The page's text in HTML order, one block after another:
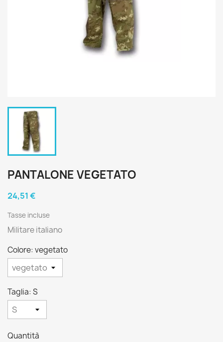
PANTALONE VEGETATO
24,51 €
Tasse incluse
Militare italiano
Colore: vegetato
Taglia: S
Quantità